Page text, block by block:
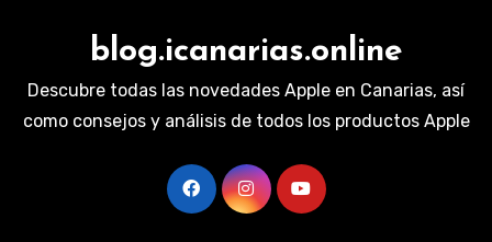
blog.icanarias.online
Descubre todas las novedades Apple en Canarias, así
como consejos y análisis de todos los productos Apple